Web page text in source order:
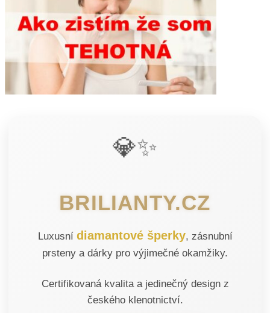
💎✨
BRILIANTY.CZ
Luxusní diamantové šperky, zásnubní
prsteny a dárky pro výjimečné okamžiky.
Certifikovaná kvalita a jedinečný design z
českého klenotnictví.